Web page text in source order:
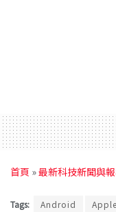
首頁 »最新科技新聞與
Tags: Android Apple